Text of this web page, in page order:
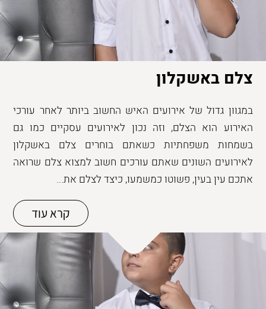
צלם באשקלון
במגוון גדול של אירועים האיש החשוב ביותר לאחר עורכי
האירוע הוא הצלם, וזה נכון לאירועים עסקיים כמו גם
בשמחות משפחתיות כשאתם בוחרים צלם באשקלון
לאירועים השונים שאתם עורכים חשוב למצוא צלם שרואה
אתכם עין בעין, פשוטו כמשמעו, כיצד לצלם את...
קרא עוד